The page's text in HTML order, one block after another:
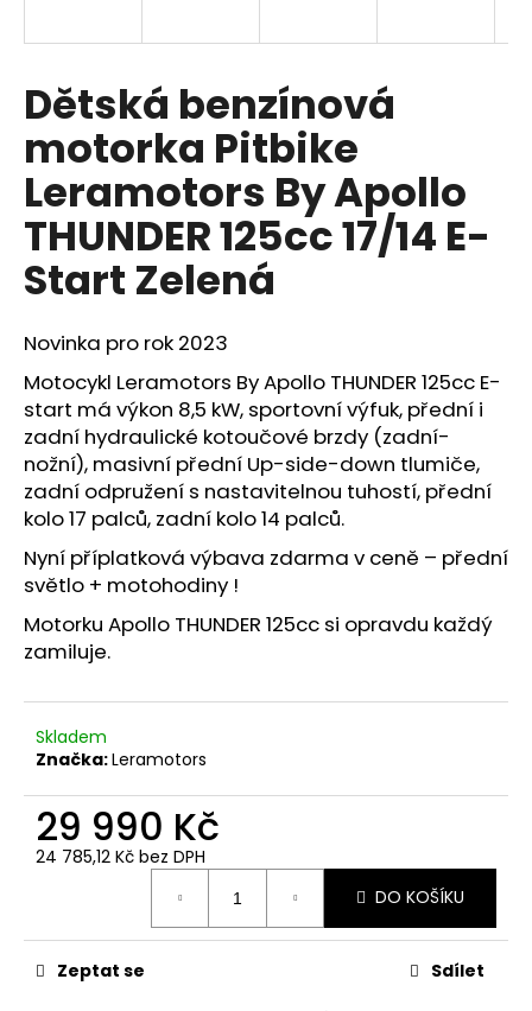
Dětská benzínová
motorka Pitbike
Leramotors By Apollo
THUNDER 125cc 17/14 E-
Start Zelená
Novinka pro rok 2023
Motocykl Leramotors By Apollo THUNDER 125cc E-
start má výkon 8,5 kW, sportovní výfuk, přední i
zadní hydraulické kotoučové brzdy (zadní-
nožní), masivní přední Up-side-down tlumiče,
zadní odpružení s nastavitelnou tuhostí, přední
kolo 17 palců, zadní kolo 14 palců.
Nyní příplatková výbava zdarma v ceně – přední
světlo + motohodiny !
Motorku Apollo THUNDER 125cc si opravdu každý
zamiluje.
Skladem
Značka:Leramotors
29 990 Kč
24 785,12 Kč bez DPH
DO KOŠÍKU
Zeptat se Sdílet
í
t
?
HLEDAT
D
o
p
o
r
u
č
u
j
e
m
e